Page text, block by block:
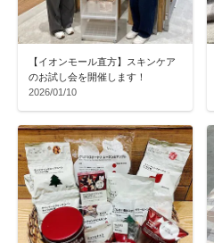
【イオンモール直方】スキンケア
のお試し会を開催します！
2026/01/10